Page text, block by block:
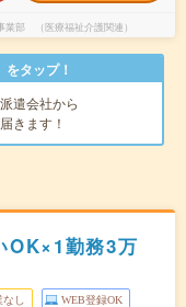
部 （医療福祉介護関連）
タップ！
遣会社から
きます！
OK×1勤務3万
し WEB登録OK